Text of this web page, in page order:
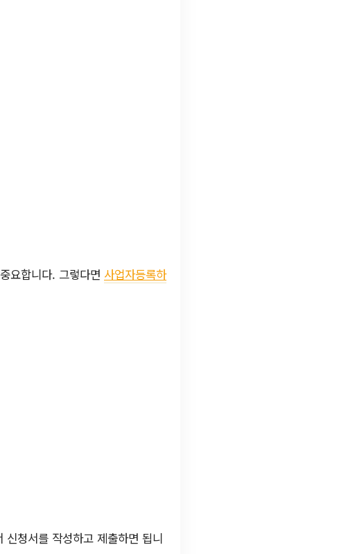
요합니다. 그렇다면 사업자등록하
청서를 작성하고 제출하면 됩니